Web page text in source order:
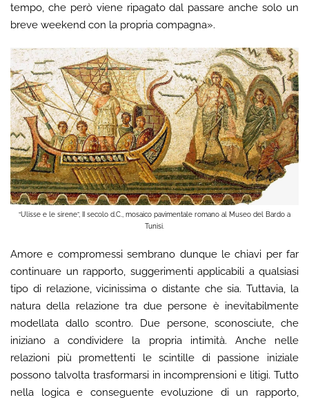
tempo, che però viene ripagato dal passare anche solo un
breve weekend con la propria compagna».
“Ulisse e le sirene”, II secolo d.C., mosaico pavimentale romano al Museo del Bardo a
Tunisi.
Amore e compromessi sembrano dunque le chiavi per far
continuare un rapporto, suggerimenti applicabili a qualsiasi
tipo di relazione, vicinissima o distante che sia. Tuttavia, la
natura della relazione tra due persone è inevitabilmente
modellata dallo scontro. Due persone, sconosciute, che
iniziano a condividere la propria intimità. Anche nelle
relazioni più promettenti le scintille di passione iniziale
possono talvolta trasformarsi in incomprensioni e litigi. Tutto
nella logica e conseguente evoluzione di un rapporto,